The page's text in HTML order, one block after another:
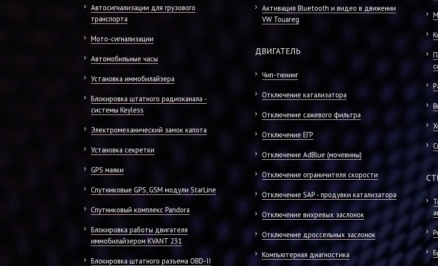
Автосигнализации для грузового
транспорта
Мото-сигнализации
Автомобильные часы
Установка иммобилайзера
Блокировка штатного радиоканала -
системы Keyless
Электромеханический замок капота
Установка секретки
GPS маяки
Спутниковые GPS, GSM модули StarLine
Спутниковый комплекс Pandora
Блокировка работы двигателя
иммобилайзером KVANT 231
Блокировка штатного разъема OBD-II
Активация Bluetooth и видео в движении
VW Touareg
ДВИГАТЕЛЬ
Чип-тюнинг
Отключение катализатора
Отключение сажевого фильтра
Отключение ЕГР
Отключение AdBlue (мочевины)
Отключение ограничителя скорости
Отключение SAP - продувки катализатора
Отключение вихревых заслонок
Отключение дроссельных заслонок
Компьютерная диагностика